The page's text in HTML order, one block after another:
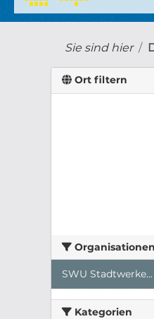
Sie sind hier
Ort filtern
Organisationen
SWU Stadtwerke...
Kategorien